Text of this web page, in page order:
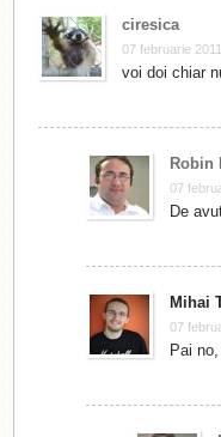
ciresica
07 februarie
voi doi chiar
Robin
07
De
Mihai
07
Pai